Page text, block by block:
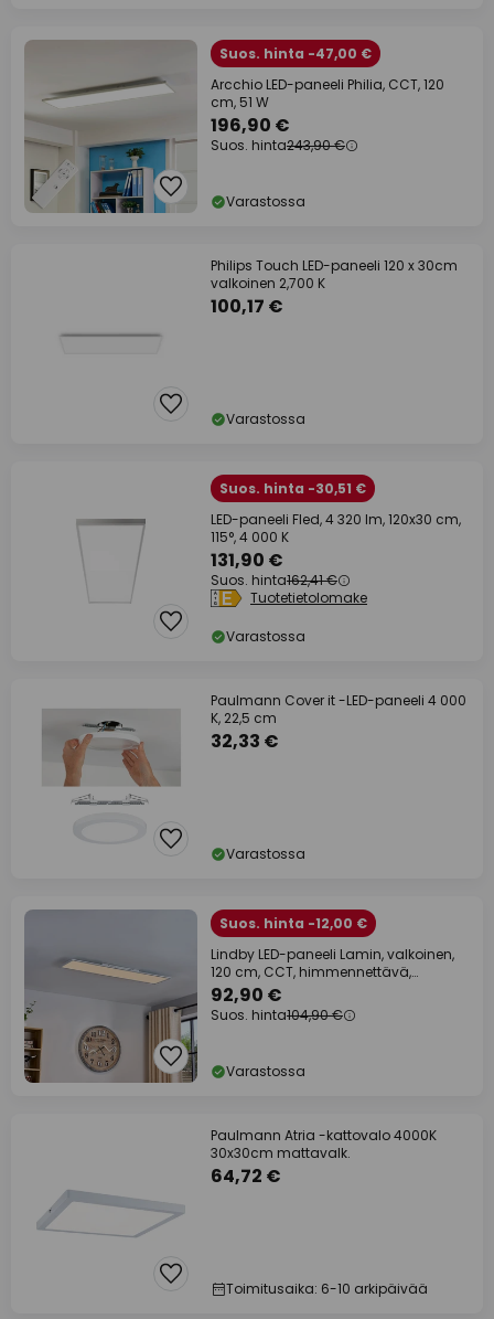
Suos. hinta -47,00 €
Arcchio LED-paneeli Philia, CCT, 120
cm, 51 W
196,90 €
Suos. hinta243,90 €
Varastossa
Philips Touch LED-paneeli 120 x 30cm
valkoinen 2,700 K
100,17 €
Varastossa
Suos. hinta -30,51 €
LED-paneeli Fled, 4 320 lm, 120x30 cm,
115°, 4 000 K
131,90 €
Suos. hinta162,41 €
Tuotetietolomake
Varastossa
Paulmann Cover it -LED-paneeli 4 000
K, 22,5 cm
32,33 €
Varastossa
Suos. hinta -12,00 €
Lindby LED-paneeli Lamin, valkoinen,
120 cm, CCT, himmennettävä,
kaukosäädin
92,90 €
Suos. hinta104,90 €
Varastossa
Paulmann Atria -kattovalo 4000K
30x30cm mattavalk.
64,72 €
Toimitusaika: 6-10 arkipäivää